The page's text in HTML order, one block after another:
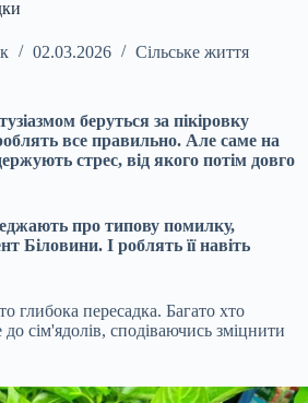
02.03.2026 Сільське життя
беруться за пікіровку
все правильно. Але саме на
стрес, від якого потім довго
про типову помилку,
Біловини. І роблять її навіть
глибока пересадка. Багато хто
сім'ядолів, сподіваючись зміцнити